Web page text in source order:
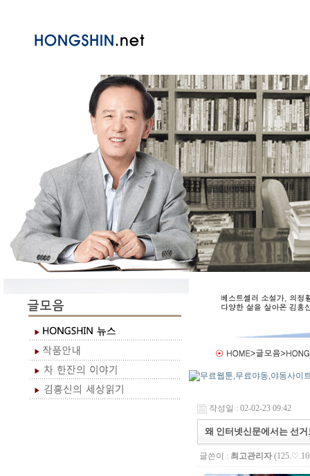
작성일 : 02-02-23 09:42
왜 인터넷신문에서는 선
글쓴이 : 최고관리자